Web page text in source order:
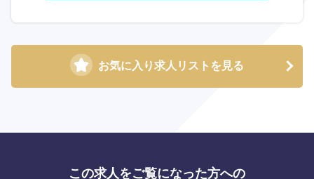
お気に入り求人リストを見る
この求人をご覧になった方への